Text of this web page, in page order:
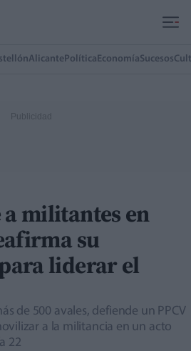
Alicante Política EconomíaSucesos
a militantes en
su
liderar el
de 500 avales, defiende un PPCV
a la militancia en un acto
22